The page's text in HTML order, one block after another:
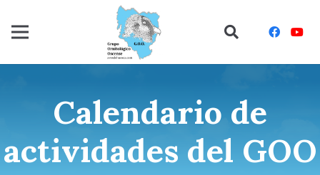
Calendario de
actividades del GOO